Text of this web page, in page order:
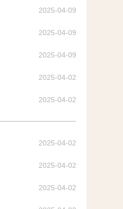
2025-04-09
2025-04-09
2025-04-09
2025-04-02
2025-04-02
2025-04-02
2025-04-02
2025-04-02